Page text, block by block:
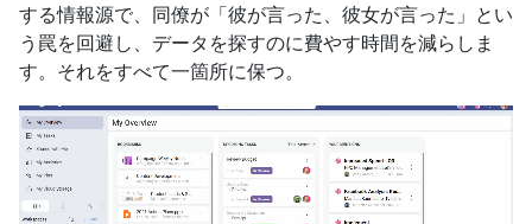
する情報源で、同僚が「彼が言った、彼女が言った」とい
う罠を回避し、データを探すのに費やす時間を減らしま
す。それをすべて一箇所に保つ。